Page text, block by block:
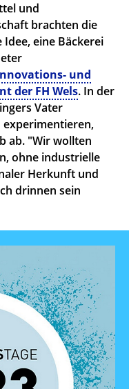
und
brachten die
eine Bäckerei
und
der FH Wels. In der
Vater
experimentieren,
ab. "Wir wollten
ohne industrielle
Herkunft und
drinnen sein